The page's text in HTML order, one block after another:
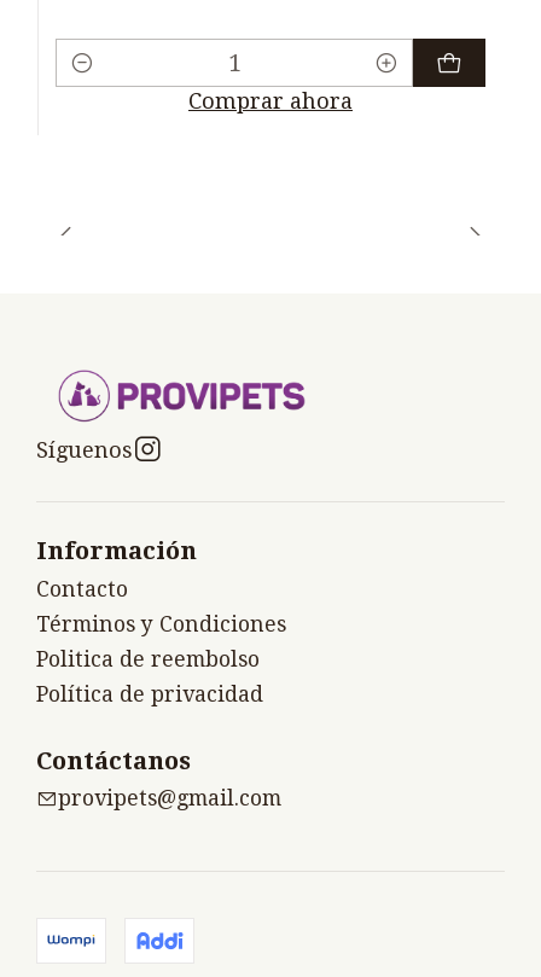
Cantidad
Comprar ahora
Síguenos
Información
Contacto
Términos y Condiciones
Politica de reembolso
Política de privacidad
Contáctanos
provipets@gmail.com